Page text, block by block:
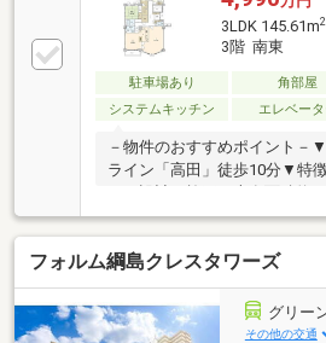
3LDK 145.61m2
3階 南東
駐車場あり 角部屋
システムキッチン
エレベー
－物件のおすすめポイント－
ライン「高田」徒歩10分▼特
ルーム約2.4平米有)・全居室7
和室有・約2650mmのゆとり
よいL字型キッチン・WIC等、
有・2面バルコニー仕様・浴
自然換気が可能▼設備・オー
なげや横浜綱島店 徒歩8分(約
フォルム綱島クレスタワーズ
グリー
その他の交通